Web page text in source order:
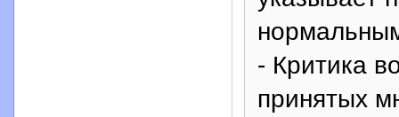
- Критика
принятых